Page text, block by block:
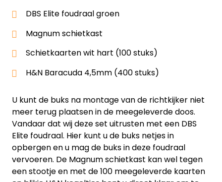
DBS Elite foudraal groen
Magnum schietkast
Schietkaarten wit hart (100 stuks)
H&N Baracuda 4,5mm (400 stuks)
U kunt de buks na montage van de richtkijker niet
meer terug plaatsen in de meegeleverde doos.
Vandaar dat wij deze set uitrusten met een DBS
Elite foudraal. Hier kunt u de buks netjes in
opbergen en u mag de buks in deze foudraal
vervoeren. De Magnum schietkast kan wel tegen
een stootje en met de 100 meegeleverde kaarten